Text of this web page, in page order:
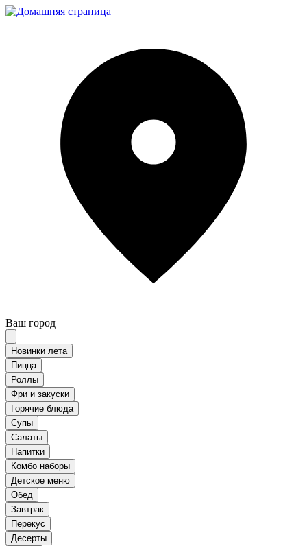
Ваш город
Новинки лета
Пицца
Роллы
Фри и закуски
Горячие блюда
Супы
Салаты
Напитки
Комбо наборы
Детское меню
Обед
Завтрак
Перекус
Десерты